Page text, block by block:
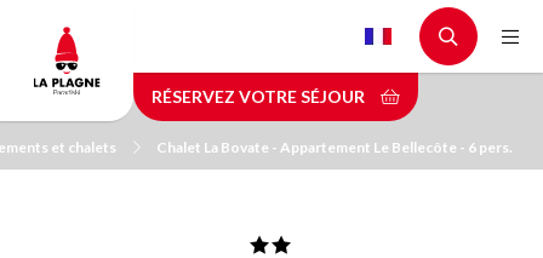
contenu
principal
RÉSERVEZ VOTRE SÉJOUR
et chalets Chalet La Bovate - Appartement Le Bellecôte - 6 pers.